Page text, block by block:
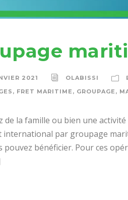
2021 OLABISSI
, FRET MARITIME , GROUPAGE ,
de la famille ou bien une
par groupage
pouvez bénéficier. Pour ces